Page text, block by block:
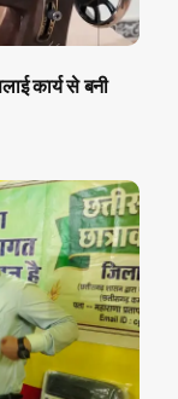
कार्य से बनी